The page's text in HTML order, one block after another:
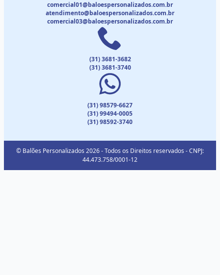
comercial01@baloespersonalizados.com.br
atendimento@baloespersonalizados.com.br
comercial03@baloespersonalizados.com.br
(31) 3681-3682
(31) 3681-3740
(31) 98579-6627
(31) 99494-0005
(31) 98592-3740
© Balões Personalizados 2026 - Todos os Direitos reservados - CNPJ:
44.473.758/0001-12